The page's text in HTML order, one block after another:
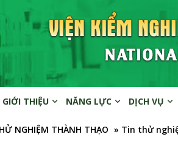
GIỚI THIỆU NĂNG LỰC DỊCH VỤ
NGHIỆM THÀNH THẠO » Tin thử